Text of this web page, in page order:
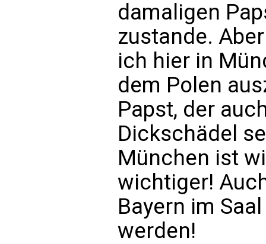
damaligen
zustande.
ich hier in
dem Polen
Papst, der
Dickschädel
München ist
wichtiger!
Bayern im
werden!